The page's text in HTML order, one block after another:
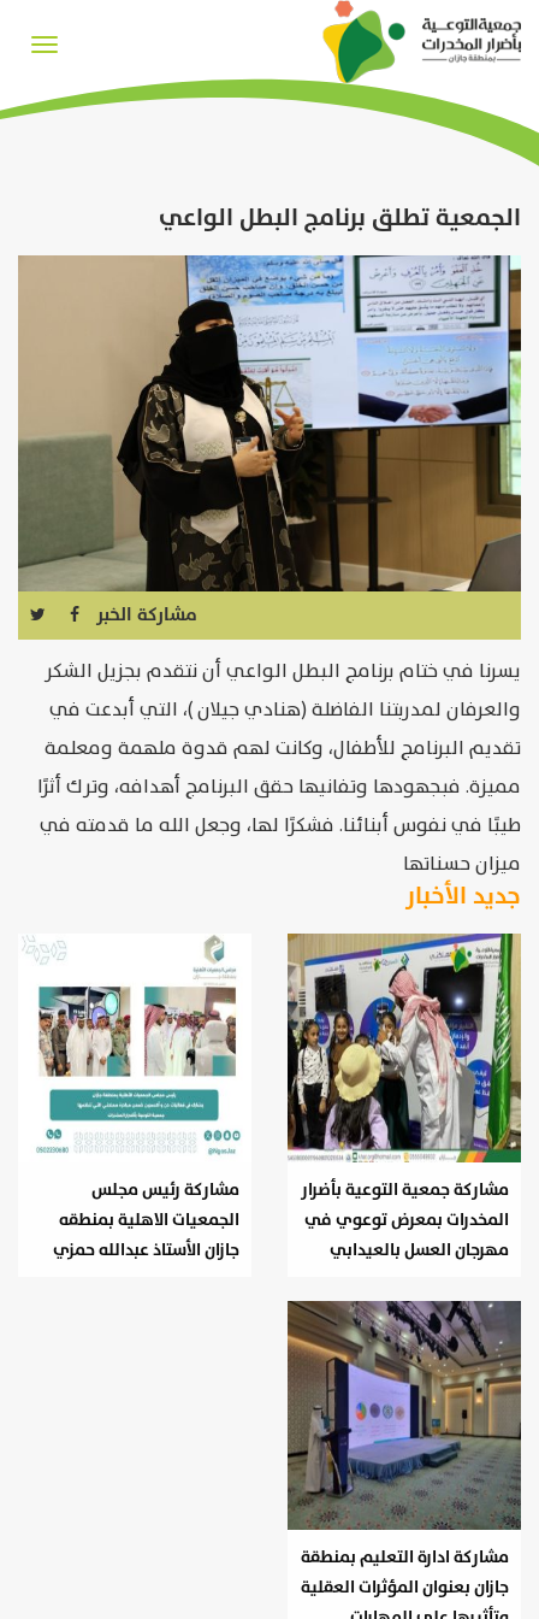
الجمعية تطلق برنامج البطل الواعي
مشاركة الخبر
يسرنا في ختام برنامج البطل الواعي أن نتقدم بجزيل الشكر
والعرفان لمدربتنا الفاضلة (هنادي جيلان )، التي أبدعت في
تقديم البرنامج للأطفال، وكانت لهم قدوة ملهمة ومعلمة
مميزة. فبجهودها وتفانيها حقق البرنامج أهدافه، وترك أثرًا
طيبًا في نفوس أبنائنا. فشكرًا لها، وجعل الله ما قدمته في
ميزان حسناتها
جديد الأخبار
مشاركة جمعية التوعية بأضرار
المخدرات بمعرض توعوي في
مهرجان العسل بالعيدابي
مشاركة رئيس مجلس
الجمعيات الاهلية بمنطقه
جازان الأستاذ عبدالله حمزي
مشاركة ادارة التعليم بمنطقة
جازان بعنوان المؤثرات العقلية